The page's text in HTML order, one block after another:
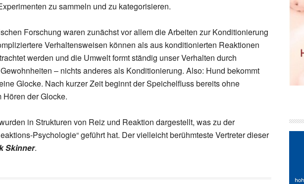
zu sammeln und zu kategorisieren.
Forschung waren zunächst vor allem die Arbeiten zur Konditionierung
Verhaltensweisen können als aus konditionierten Reaktionen
werden und die Umwelt formt ständig unser Verhalten durch
– nichts anderes als Konditionierung. Also: Hund bekommt
Glocke. Nach kurzer Zeit beginnt der Speichelfluss bereits ohne
Hören der Glocke.
in Strukturen von Reiz und Reaktion dargestellt, was zu der
Psychologie“ geführt hat. Der vielleicht berühmteste Vertreter dieser
Skinner.